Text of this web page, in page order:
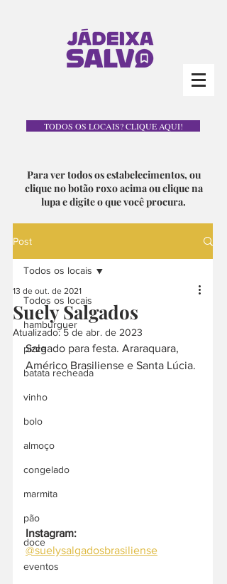
TODOS OS LOCAIS? CLIQUE AQUI!
Para ver todos os estabelecimentos, ou
clique no botão roxo acima ou clique na
lupa e digite o que você procura.
Post
Todos os locais
hamburguer
pizza
batata recheada
vinho
bolo
almoço
congelado
marmita
pão
doce
eventos
Todos os locais
Suely Salgados
13 de out. de 2021
Atualizado:5 de abr. de 2023
Salgado para festa. Araraquara,
Américo Brasiliense e Santa Lúcia.
Instagram:
@suelysalgadosbrasiliense